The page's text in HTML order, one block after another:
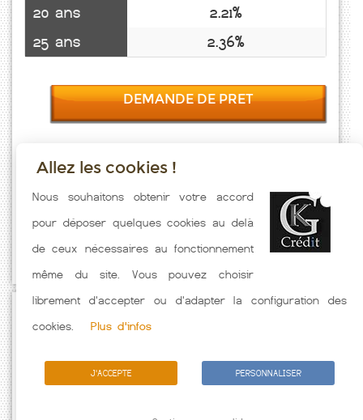
20 ans
2.21%
25 ans
2.36%
DEMANDE DE PRET
Taux emprunt actualisés (Valvigneres) toutes les semaines. Taux
Immobilier pratiqués par nos partenaires bancaires. Meilleur Taux
hors assurance. Taux crédit immobilier indicatif fonction des
caractéristiques de l'emprunteur.
Allez les cookies !
Nous souhaitons obtenir votre accord
pour déposer quelques cookies au delà
de ceux nécessaires au fonctionnement
même du site. Vous pouvez choisir
librement d'accepter ou d'adapter la configuration des
cookies.
Plus d'infos
J'ACCEPTE PERSONNALISER